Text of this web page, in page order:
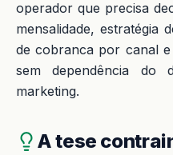
operador que precisa
mensalidade, estratégia
de cobranca por canal
sem dependência do
marketing.
A tese